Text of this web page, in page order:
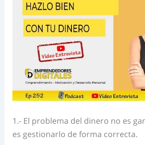
1.- El problema del dinero no es
es gestionarlo de forma correcta.